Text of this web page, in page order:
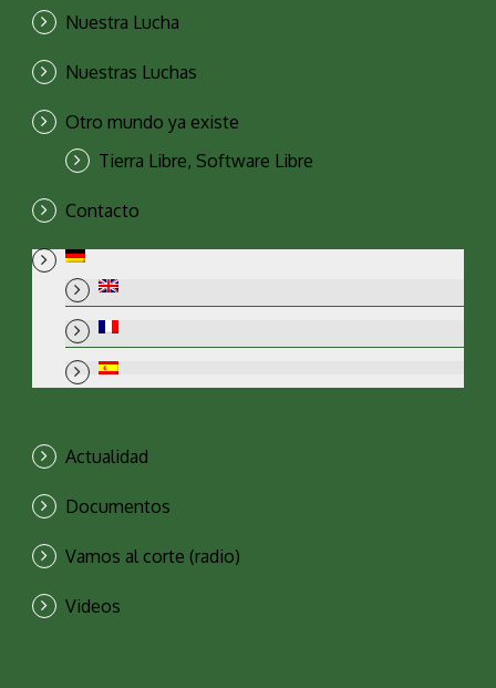
Nuestra Lucha
Nuestras Luchas
Otro mundo ya existe
Tierra Libre, Software Libre
Contacto
Actualidad
Documentos
Vamos al corte (radio)
Videos